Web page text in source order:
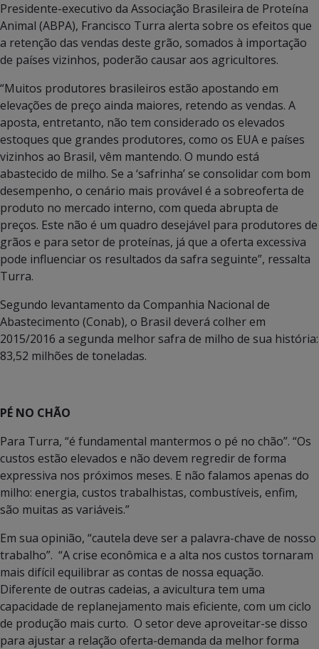
Presidente-executivo da Associação Brasileira de Proteína
Animal (ABPA), Francisco Turra alerta sobre os efeitos que
a retenção das vendas deste grão, somados à importação
de países vizinhos, poderão causar aos agricultores.
“Muitos produtores brasileiros estão apostando em
elevações de preço ainda maiores, retendo as vendas. A
aposta, entretanto, não tem considerado os elevados
estoques que grandes produtores, como os EUA e países
vizinhos ao Brasil, vêm mantendo. O mundo está
abastecido de milho. Se a ‘safrinha’ se consolidar com bom
desempenho, o cenário mais provável é a sobreoferta de
produto no mercado interno, com queda abrupta de
preços. Este não é um quadro desejável para produtores de
grãos e para setor de proteínas, já que a oferta excessiva
pode influenciar os resultados da safra seguinte”, ressalta
Turra.
Segundo levantamento da Companhia Nacional de
Abastecimento (Conab), o Brasil deverá colher em
2015/2016 a segunda melhor safra de milho de sua história:
83,52 milhões de toneladas.
PÉ NO CHÃO
Para Turra, “é fundamental mantermos o pé no chão”. “Os
custos estão elevados e não devem regredir de forma
expressiva nos próximos meses. E não falamos apenas do
milho: energia, custos trabalhistas, combustíveis, enfim,
são muitas as variáveis.”
Em sua opinião, “cautela deve ser a palavra-chave de nosso
trabalho”. “A crise econômica e a alta nos custos tornaram
mais difícil equilibrar as contas de nossa equação.
Diferente de outras cadeias, a avicultura tem uma
capacidade de replanejamento mais eficiente, com um ciclo
de produção mais curto. O setor deve aproveitar-se disso
para ajustar a relação oferta-demanda da melhor forma